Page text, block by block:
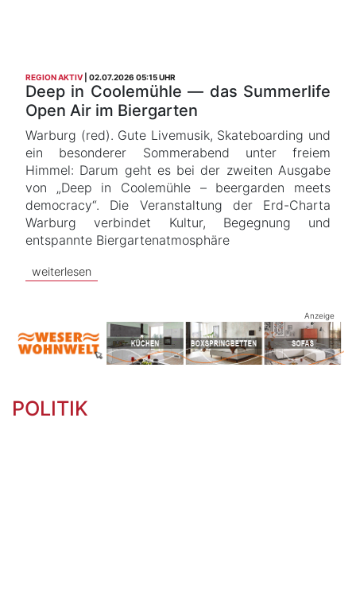
REGION AKTIV 02.07.2026 05:15 UHR
Deep in Coolemühle — das Summerlife
Open Air im Biergarten
Warburg (red). Gute Livemusik, Skateboarding und
ein besonderer Sommerabend unter freiem
Himmel: Darum geht es bei der zweiten Ausgabe
von „Deep in Coolemühle – beergarden meets
democracy“. Die Veranstaltung der Erd-Charta
Warburg verbindet Kultur, Begegnung und
entspannte Biergartenatmosphäre
weiterlesen
Anzeige
POLITIK